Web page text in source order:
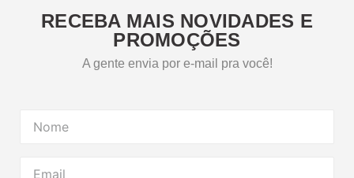
RECEBA MAIS NOVIDADES E
PROMOÇÕES
A gente envia por e-mail pra você!